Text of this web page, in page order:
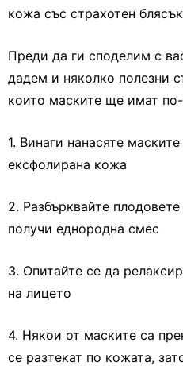
кожа със страхотен
Преди да ги споделим с
дадем и няколко полезни
които маските ще имат
1. Винаги нанасяте
ексфолирана кожа
2. Разбърквайте
получи еднородна смес
3. Опитайте се да
на лицето
4. Някои от маските са
се разтекат по кожата,